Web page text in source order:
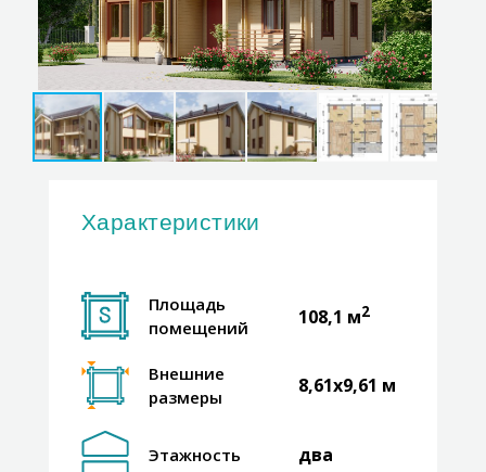
Характеристики
Площадь
помещений
108,1 м2
Внешние
размеры
8,61х9,61 м
Этажность два